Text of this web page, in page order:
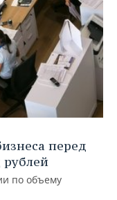
перед
по объему